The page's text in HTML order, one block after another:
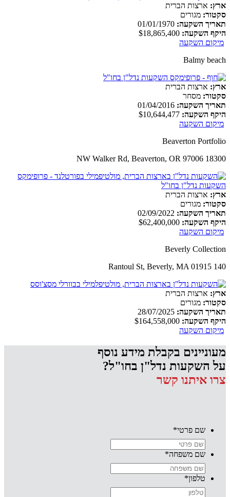
ארץ: ארצות הברית
סקטור: מגורים
תאריך השקעה:
היקף השקעה:
מיקום השקעה
Balmy beach
ארץ: ארצות הברית
סקטור: מסחר
תאריך השקעה:
היקף השקעה:
מיקום השקעה
Beaverton Portfolio
18300 NW Walker Rd, Beaverton, OR 97006
ארץ: ארצות הברית
סקטור: מגורים
תאריך השקעה:
היקף השקעה:
מיקום השקעה
Beverly Collection
140 Rantoul St, Beverly, MA 01915
ארץ: ארצות הברית
סקטור: מגורים
תאריך השקעה:
היקף השקעה:
מיקום השקעה
מעוניינים בקבלת מידע נוסף
על השקעות נדל"ן בחו"ל?
צרו איתנו קשר
שם פרטי*
שם משפחה*
טלפון*